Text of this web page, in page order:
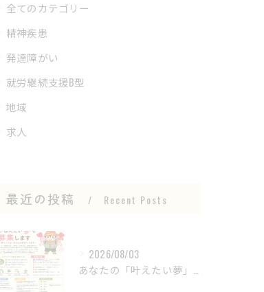
全てのカテゴリー
精神疾患
発達障がい
就労継続支援B型
地域
求人
最近の投稿 Recent Posts
2026/08/03